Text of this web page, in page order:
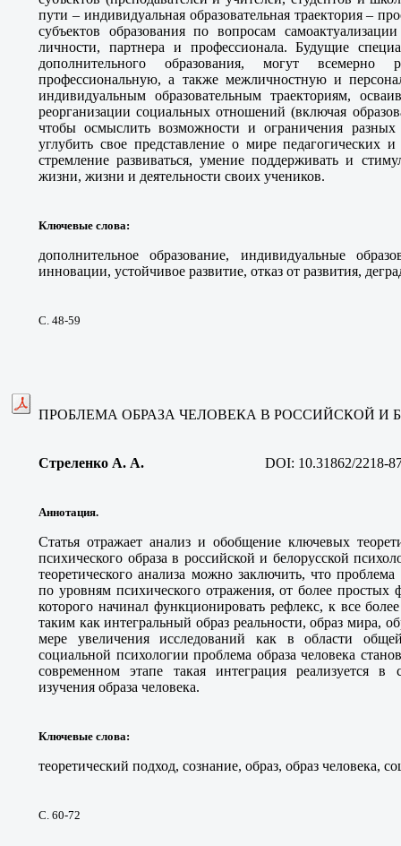
пути – индивидуальная образовательная траектория –
субъектов образования по вопросам
личности, партнера и профессионала. Будущие
дополнительного образования, могут
профессиональную, а также межличностную и
индивидуальным образовательным траекториям,
реорганизации социальных отношений (включая
чтобы осмыслить возможности и ограничения
углубить свое представление о мире педагогических
стремление развиваться, умение поддерживать и
жизни, жизни и деятельности своих учеников.
Ключевые слова:
дополнительное образование, индивидуальные
инновации, устойчивое развитие, отказ от развития,
С. 48-59
ПРОБЛЕМА ОБРАЗА ЧЕЛОВЕКА В РОССИЙСКОЙ И
Стреленко А. А. DOI: 10.31862/2218-
Аннотация.
Статья отражает анализ и обобщение ключевых
психического образа в российской и белорусской
теоретического анализа можно заключить, что проблема
по уровням психического отражения, от более простых
которого начинал функционировать рефлекс, к все
таким как интегральный образ реальности, образ мира,
мере увеличения исследований как в области
социальной психологии проблема образа человека
современном этапе такая интеграция реализуется в
изучения образа человека.
Ключевые слова:
теоретический подход, сознание, образ, образ человека,
С. 60-72